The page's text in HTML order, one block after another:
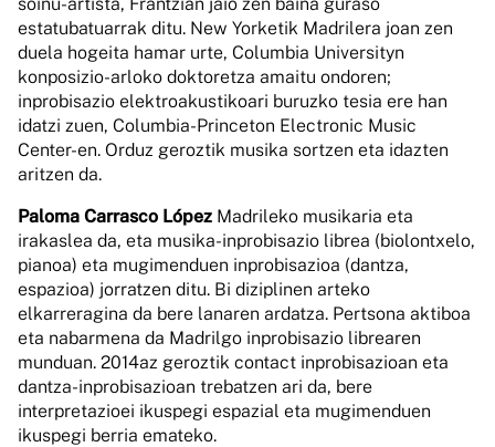
estatubatuarrak ditu. New Yorketik Madrilera joan zen
duela hogeita hamar urte, Columbia Universityn
konposizio-arloko doktoretza amaitu ondoren;
inprobisazio elektroakustikoari buruzko tesia ere han
idatzi zuen, Columbia-Princeton Electronic Music
Center-en. Orduz geroztik musika sortzen eta idazten
aritzen da.
Paloma Carrasco López Madrileko musikaria eta
irakaslea da, eta musika-inprobisazio librea (biolontxelo,
pianoa) eta mugimenduen inprobisazioa (dantza,
espazioa) jorratzen ditu. Bi diziplinen arteko
elkarreragina da bere lanaren ardatza. Pertsona aktiboa
eta nabarmena da Madrilgo inprobisazio librearen
munduan. 2014az geroztik contact inprobisazioan eta
dantza-inprobisazioan trebatzen ari da, bere
interpretazioei ikuspegi espazial eta mugimenduen
ikuspegi berria emateko.